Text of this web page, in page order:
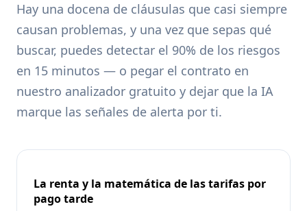
Hay una docena de cláusulas que casi siempre
causan problemas, y una vez que sepas qué
buscar, puedes detectar el 90% de los riesgos
en 15 minutos — o pegar el contrato en
nuestro analizador gratuito y dejar que la IA
marque las señales de alerta por ti.
La renta y la matemática de las tarifas por
pago tarde